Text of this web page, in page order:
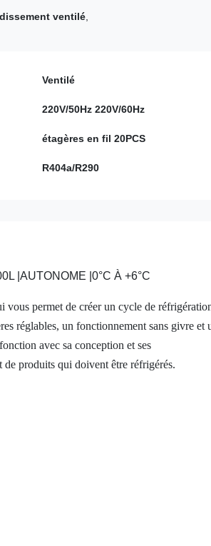
ventilé
Ventilé
220V/50Hz 220V/60Hz
étagères en fil 20PCS
R404a/R290
|AUTONOME |0°C À +6°C
vous permet de créer un cycle de
réglables, un fonctionnement sans givre et
avec sa conception et ses
de produits qui doivent être réfrigérés.